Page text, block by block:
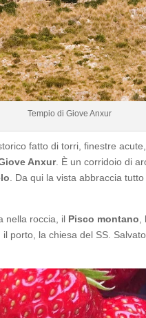
Tempio di Giove Anxur
fatto di torri, finestre
Anxur. È un corridoio di
. Da qui la vista abbraccia
nella roccia, il Pisco montano
porto, la chiesa del SS.